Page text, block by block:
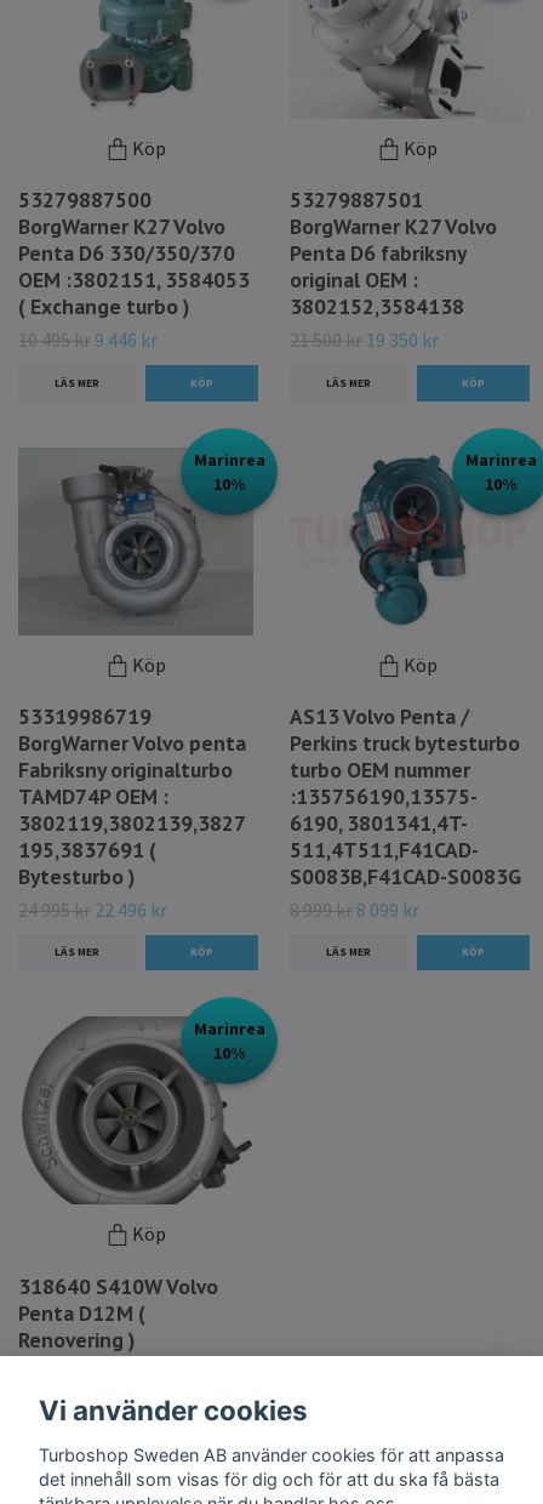
Köp
53279887500
BorgWarner K27 Volvo
Penta D6 330/350/370
OEM :3802151, 3584053
( Exchange turbo )
10 495 kr 9 446 kr
LÄS MER
Köp
53279887501
BorgWarner K27 Volvo
Penta D6 fabriksny
original OEM :
3802152,3584138
21 500 kr 19 350 kr
LÄS MER
Marinrea
10%
Köp
53319986719
BorgWarner Volvo penta
Fabriksny originalturbo
TAMD74P OEM :
3802119,3802139,3827
195,3837691 (
Bytesturbo )
24 995 kr 22 496 kr
LÄS MER
Marinrea
10%
Köp
AS13 Volvo Penta /
Perkins truck bytesturbo
turbo OEM nummer
:135756190,13575-
6190, 3801341,4T-
511,4T511,F41CAD-
S0083B,F41CAD-S0083G
8 999 kr 8 099 kr
LÄS MER
Marinrea
10%
Köp
318640 S410W Volvo
Penta D12M (
Renovering )
LÄS MER
Vi använder cookies
Turboshop Sweden AB använder cookies för att anpassa
det innehåll som visas för dig och för att du ska få bästa